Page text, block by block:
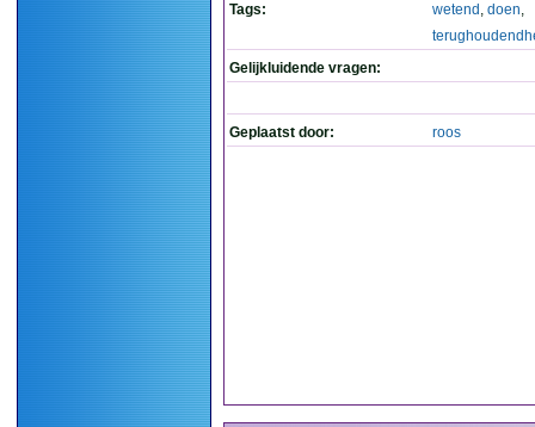
Tags:
wetend , doen,
Gelijkluidende vragen:
Geplaatst door: roos